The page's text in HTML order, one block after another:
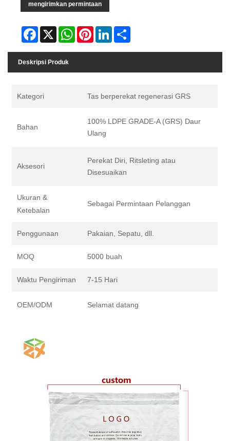
mengirimkan permintaan
Facebook
X WhatsAppPinterestLinkedIn
Deskripsi Produk
Kategori Tas berperekat regenerasi GRS
Bahan
100% LDPE GRADE-A (GRS) Daur
Ulang
Aksesori
Perekat Diri, Ritsleting atau
Disesuaikan
Ukuran &
Ketebalan
Sebagai Permintaan Pelanggan
Penggunaan Pakaian, Sepatu, dll.
MOQ 5000 buah
Waktu Pengiriman 7-15 Hari
OEM/ODM Selamat datang